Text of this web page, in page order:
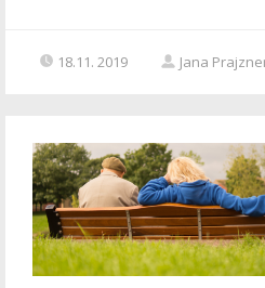
18.11. 2019 Jana